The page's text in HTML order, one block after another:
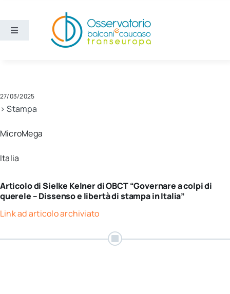
contenuto
Toggle
Temi
Sezioni
Chi siamo
per:
27/03/2025
> Stampa
MicroMega
Italia
Articolo di Sielke Kelner di OBCT “Governare a colpi di
querele – Dissenso e libertà di stampa in Italia”
Link ad articolo archiviato